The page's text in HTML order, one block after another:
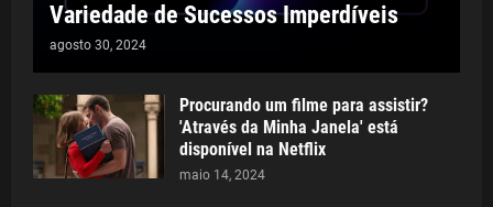
Variedade de Sucessos Imperdíveis
agosto 30, 2024
Procurando um filme para assistir?
'Através da Minha Janela' está
disponível na Netflix
maio 14, 2024